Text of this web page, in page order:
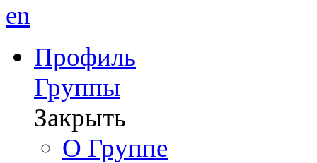
en
Профиль
Группы
Закрыть
О Группе